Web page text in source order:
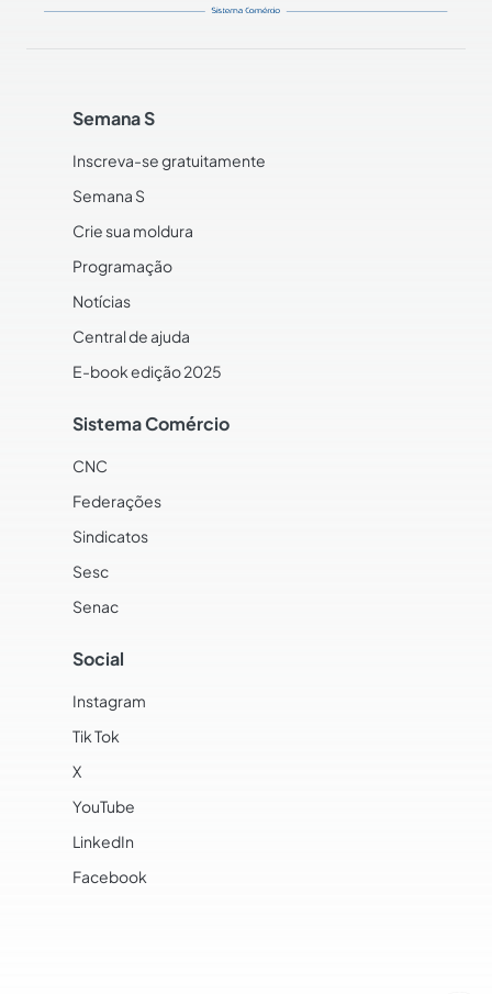
Semana S
Inscreva-se gratuitamente
Semana S
Crie sua moldura
Programação
Notícias
Central de ajuda
E-book edição 2025
Sistema Comércio
CNC
Federações
Sindicatos
Sesc
Senac
Social
Instagram
Tik Tok
X
YouTube
LinkedIn
Facebook